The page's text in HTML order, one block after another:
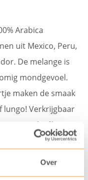
Over
Arabica
uit Mexico, Peru,
De melange is
mondgevoel.
maken de smaak
lungo! Verkrijgbaar
particuliere
kleine